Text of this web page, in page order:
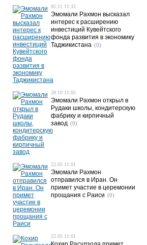
05.11 11:32
Эмомали Рахмон высказал
интерес к расширению
инвестиций Кувейтского
фонда развития в экономику
Таджикистана (0)
28.10 11:05
Эмомали Рахмон открыл в
Рудаки школы, кондитерскую
фабрику и кирпичный
завод (0)
22.05 11:01
Эмомали Рахмон
отправился в Иран. Он
примет участие в церемонии
прощания с Раиси (0)
22.05 11:01